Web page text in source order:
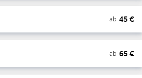
ab 45 €
ab 65 €